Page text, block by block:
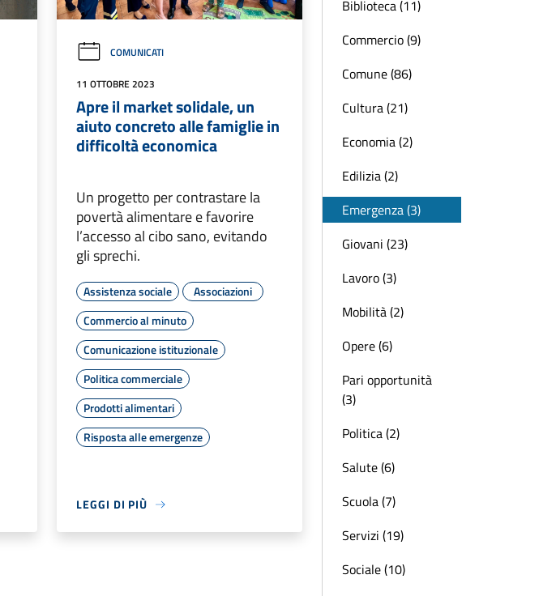
COMUNICATI
11 OTTOBRE 2023
Apre il market solidale, un
aiuto concreto alle famiglie in
difficoltà economica
Un progetto per contrastare la
povertà alimentare e favorire
l’accesso al cibo sano, evitando
gli sprechi.
Assistenza sociale
Associazioni
Commercio al minuto
Comunicazione istituzionale
Politica commerciale
Prodotti alimentari
Risposta alle emergenze
LEGGI DI PIÙ
Biblioteca (11)
Commercio (9)
Comune (86)
Cultura (21)
Economia (2)
Edilizia (2)
Emergenza (3)
Giovani (23)
Lavoro (3)
Mobilità (2)
Opere (6)
Pari opportunità
(3)
Politica (2)
Salute (6)
Scuola (7)
Servizi (19)
Sociale (10)